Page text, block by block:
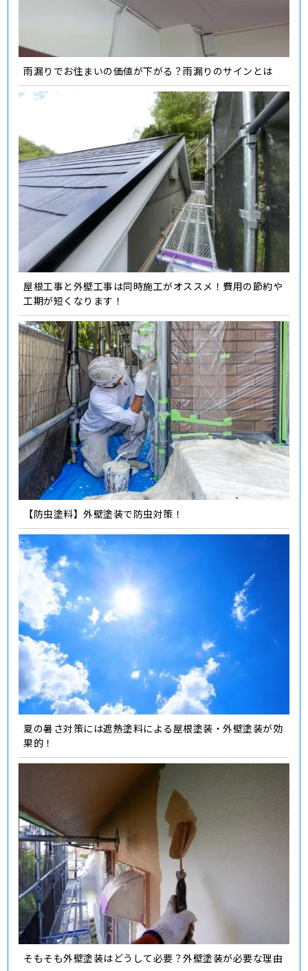
雨漏りでお住まいの価値が下がる？雨漏りのサインとは
屋根工事と外壁工事は同時施工がオススメ！費用の節約や
工期が短くなります！
【防虫塗料】外壁塗装で防虫対策！
夏の暑さ対策には遮熱塗料による屋根塗装・外壁塗装が効
果的！
そもそも外壁塗装はどうして必要？外壁塗装が必要な理由